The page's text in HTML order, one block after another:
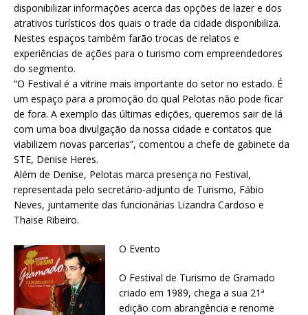
disponibilizar informações acerca das opções de lazer e dos
atrativos turísticos dos quais o trade da cidade disponibiliza.
Nestes espaços também farão trocas de relatos e
experiências de ações para o turismo com empreendedores
do segmento.
“O Festival é a vitrine mais importante do setor no estado. É
um espaço para a promoção do qual Pelotas não pode ficar
de fora. A exemplo das últimas edições, queremos sair de lá
com uma boa divulgação da nossa cidade e contatos que
viabilizem novas parcerias”, comentou a chefe de gabinete da
STE, Denise Heres.
Além de Denise, Pelotas marca presença no Festival,
representada pelo secretário-adjunto de Turismo, Fábio
Neves, juntamente das funcionárias Lizandra Cardoso e
Thaise Ribeiro.
O Evento
O Festival de Turismo de Gramado
criado em 1989, chega a sua 21ª
edição com abrangência e renome